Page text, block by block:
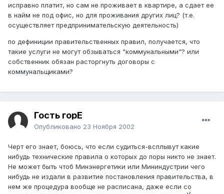
исправно платит, но сам не проживает в квартире, а сдает ее
в найм не под офис, но для проживания других лиц? (т.е.
осуществляет предпринимательскую деятельность)
по дефиниции правительственных правил, получается, что
такие услуги не могут обзываться "коммунальными"? или
собственник обязан расторгнуть договоры с
коммунальщиками?
Гость горЕ
Опубликовано 23 Ноября 2002
Черт его знает, боюсь, что если судиться-всплывут какие
нибудь технические правила о которых до поры никто не знает.
Не может быть чтоб Минэнергетики или Мининдустрии чего
нибудь не издали в развитие постановления правительства, в
нем же процедура вообще не расписана, даже если со